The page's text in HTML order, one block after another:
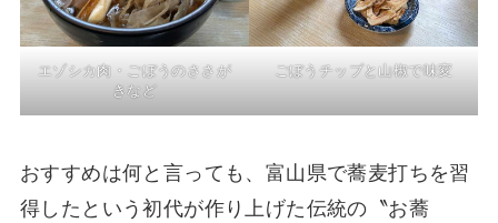
エゾシカ肉・ごぼうのささが
きなど
ごぼうチップと山椒で味変
おすすめは何と言っても、富山県で蕎麦打ちを習
得したという初代が作り上げた伝統の〝お蕎